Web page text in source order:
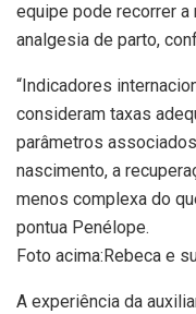
equipe pode recorrer
analgesia de parto,
“Indicadores
consideram taxas
parâmetros
nascimento, a
menos complexa do
pontua Penélope.
Foto acima:Rebeca e
A experiência da